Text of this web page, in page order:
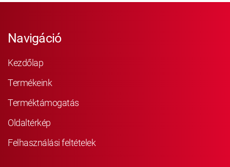
Navigáció
Kezdőlap
Termékeink
Terméktámogatás
Oldaltérkép
Felhasználási feltételek